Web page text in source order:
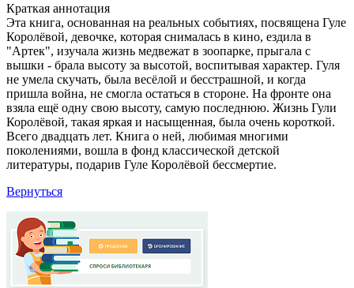
Краткая аннотация
Эта книга, основанная на реальных событиях, посвящена Гуле
Королёвой, девочке, которая снималась в кино, ездила в
"Артек", изучала жизнь медвежат в зоопарке, прыгала с
вышки - брала высоту за высотой, воспитывая характер. Гуля
не умела скучать, была весёлой и бесстрашной, и когда
пришла война, не смогла остаться в стороне. На фронте она
взяла ещё одну свою высоту, самую последнюю. Жизнь Гули
Королёвой, такая яркая и насыщенная, была очень короткой.
Всего двадцать лет. Книга о ней, любимая многими
поколениями, вошла в фонд классической детской
литературы, подарив Гуле Королёвой бессмертие.
Вернуться